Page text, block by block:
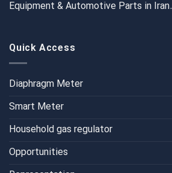
Equipment & Automotive Parts in Iran.
Quick Access
Diaphragm Meter
Smart Meter
Household gas regulator
Opportunities